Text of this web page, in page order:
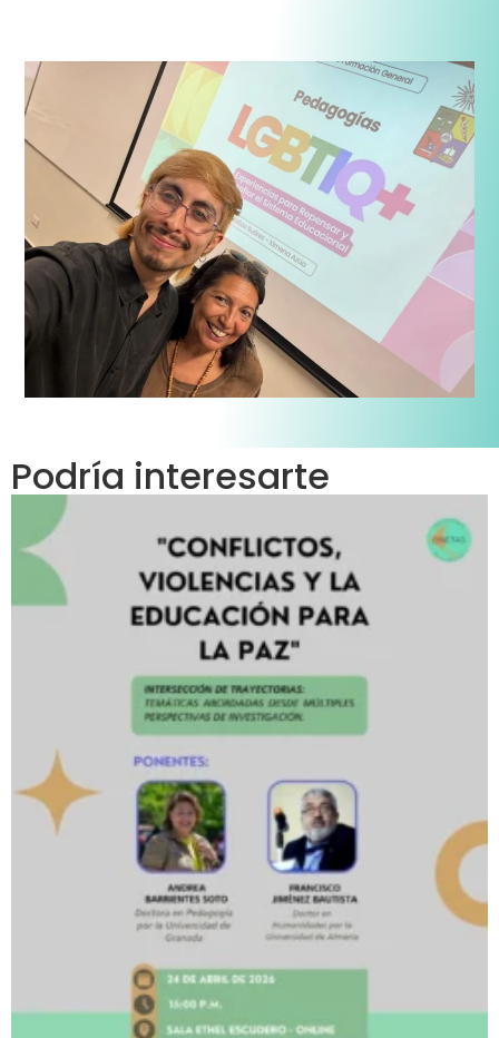
Podría interesarte